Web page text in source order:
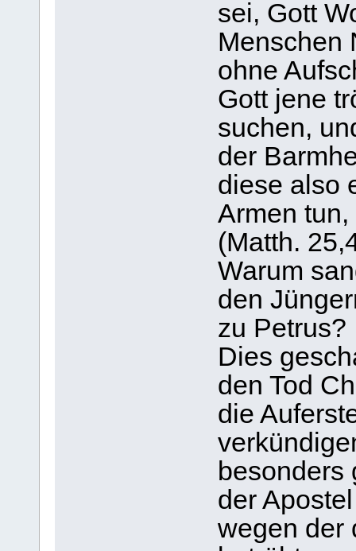
sei, Gott
Menschen
ohne
Gott jene
suchen,
der
diese also
Armen
(Matth.
Warum
den
zu Petrus?
Dies
den Tod
die
besonders
der
wegen der